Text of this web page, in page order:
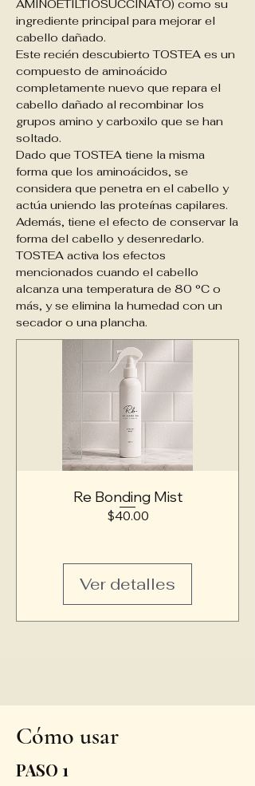
AMINOETILTIOSUCCINATO) como su
ingrediente principal para mejorar el
cabello dañado.
Este recién descubierto TOSTEA es un
compuesto de aminoácido
completamente nuevo que repara el
cabello dañado al recombinar los
grupos amino y carboxilo que se han
soltado.
Dado que TOSTEA tiene la misma
forma que los aminoácidos, se
considera que penetra en el cabello y
actúa uniendo las proteínas capilares.
Además, tiene el efecto de conservar la
forma del cabello y desenredarlo.
TOSTEA activa los efectos
mencionados cuando el cabello
alcanza una temperatura de 80 °C o
más, y se elimina la humedad con un
secador o una plancha.
Re Bonding Mist
$40.00Precio
Ver detalles
Cómo usar
PASO 1